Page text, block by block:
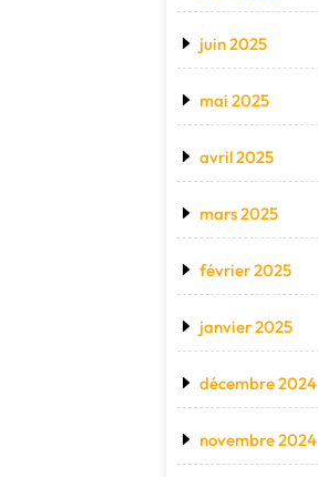
juin 2025
mai 2025
avril 2025
mars 2025
février 2025
janvier 2025
décembre 2024
novembre 2024